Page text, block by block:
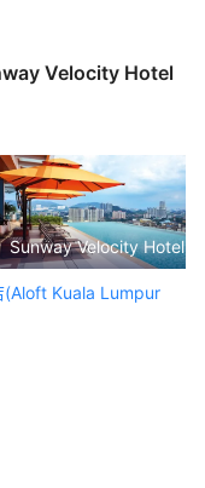
Velocity Hotel
Sunway Velocity Hotel
(Aloft Kuala Lumpur